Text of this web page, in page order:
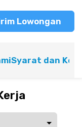
Lowongan
Syarat dan